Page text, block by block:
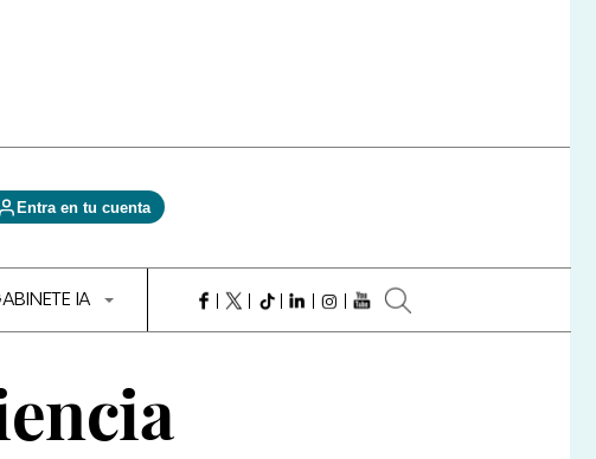
Entra en tu cuenta
IA